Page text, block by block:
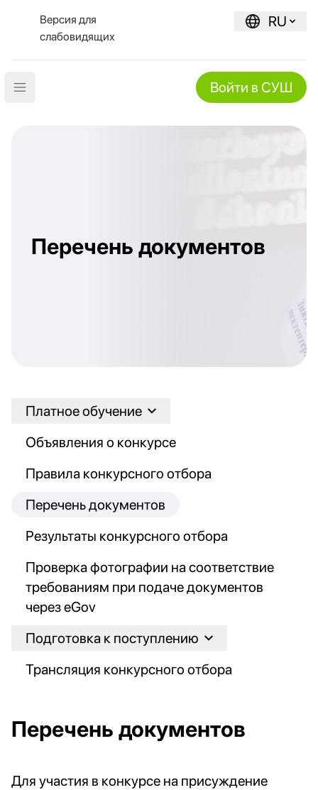
Версия для
слабовидящих
RU
Open main menu Войти в СУШ
Перечень документов
Платное обучение
Объявления о конкурсе
Правила конкурсного отбора
Перечень документов
Результаты конкурсного отбора
Проверка фотографии на соответствие
требованиям при подаче документов
через eGov
Подготовка к поступлению
Трансляция конкурсного отбора
Перечень документов
Для участия в конкурсе на присуждение